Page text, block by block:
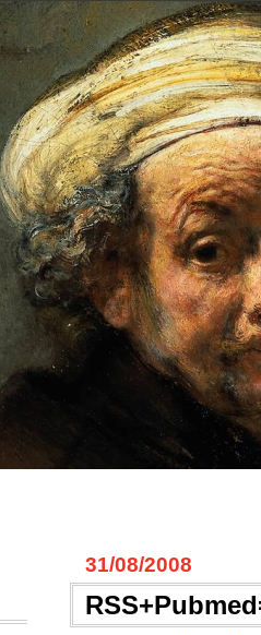
31/08/2008